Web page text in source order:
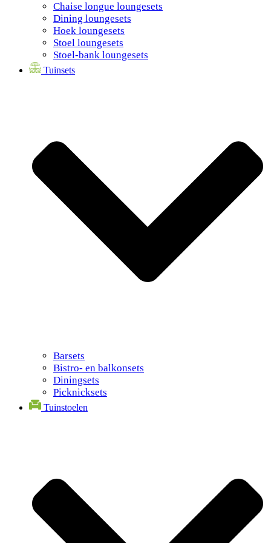
Chaise longue loungesets
Dining loungesets
Hoek loungesets
Stoel loungesets
Stoel-bank loungesets
Tuinsets
Barsets
Bistro- en balkonsets
Diningsets
Picknicksets
Tuinstoelen